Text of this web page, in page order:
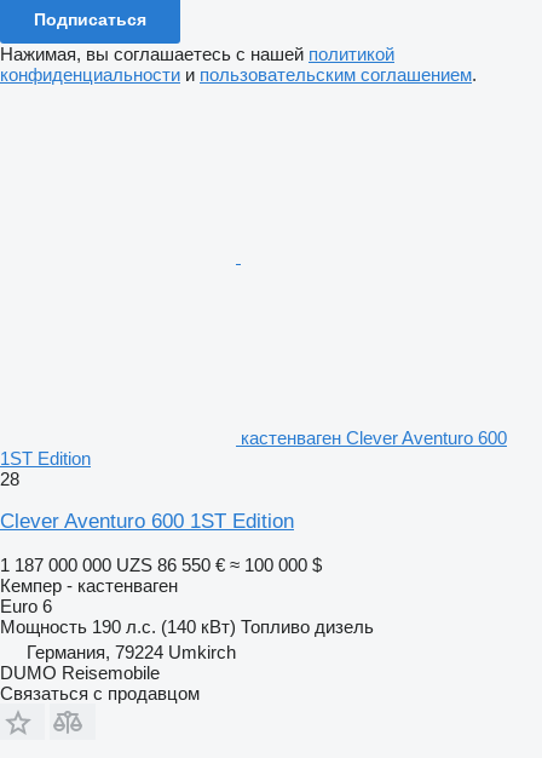
Подписаться
Нажимая, вы соглашаетесь с нашей политикой
конфиденциальности и пользовательским соглашением.
кастенваген Clever Aventuro 600
1ST Edition
28
Clever Aventuro 600 1ST Edition
1 187 000 000 UZS 86 550 € ≈ 100 000 $
Кемпер - кастенваген
Euro 6
Мощность 190 л.с. (140 кВт) Топливо дизель
Германия, 79224 Umkirch
DUMO Reisemobile
Связаться с продавцом